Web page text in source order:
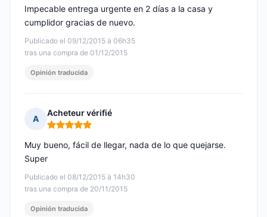
Publicado el 09/12/2015 à 06h35
tras una compra de 01/12/2015
Impecable entrega urgente en 2 días a la casa y
cumplidor gracias de nuevo.
Opinión traducida
A
Acheteur vérifié
Nota: 5 de 5
Publicado el 08/12/2015 à 14h30
tras una compra de 20/11/2015
Muy bueno, fácil de llegar, nada de lo que quejarse.
Super
Opinión traducida